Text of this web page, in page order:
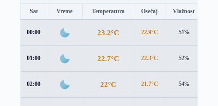
Sat Vreme Temperatura Osećaj Vlažnost
00:00 23.2°C 22.9°C 51%
01:00 22.7°C 22.3°C 52%
02:00 22°C 21.7°C 54%